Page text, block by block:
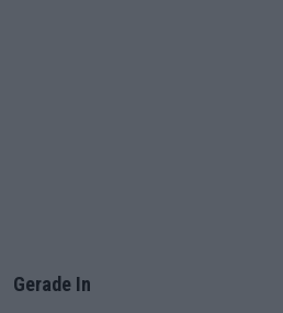
Gerade In